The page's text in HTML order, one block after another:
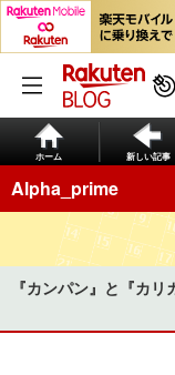
ホーム 新しい記事
Alpha_prime
『カンパン』と『カ